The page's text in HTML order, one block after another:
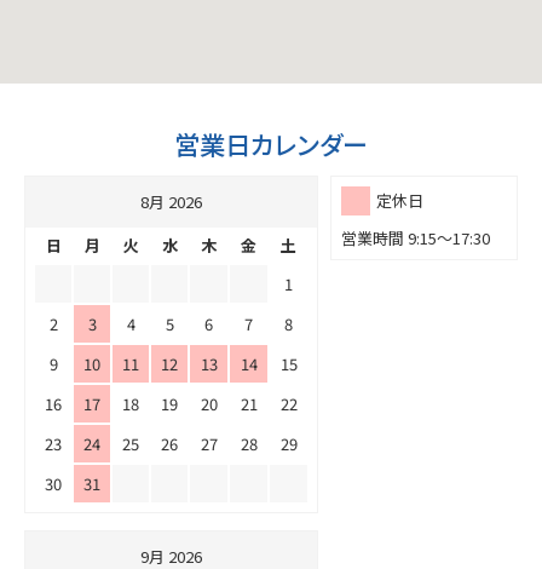
営業日カレンダー
定休日
営業時間 9:15～17:30
8月 2026
日
月 火 水 木 金
土
1
2
3 4 5 6 7
8
9
10 11 12 13 14
15
16
17 18 19 20 21
22
23
24 25 26 27 28
29
30
31
9月 2026